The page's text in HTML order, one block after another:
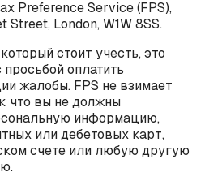
Preference Service (FPS),
London, W1W 8SS.
стоит учесть, это
оплатить
жалобы. FPS не взимает
что вы не должны
информацию,
или дебетовых карт,
счете или любую другую